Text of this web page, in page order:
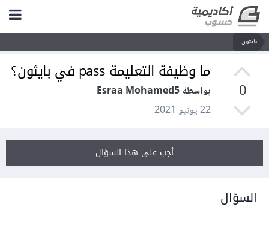
بايثون
0
ما وظيفة التعليمة pass في بايثون؟
بواسطة Esraa Mohamed5
22 يونيو 2021
أجب على هذا السؤال
السؤال